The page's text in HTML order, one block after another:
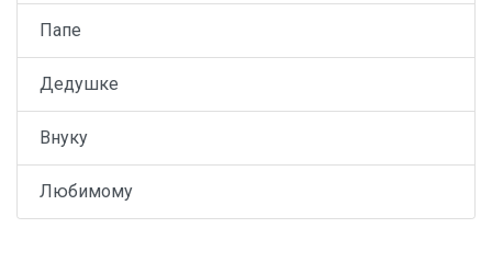
Папе
Дедушке
Внуку
Любимому